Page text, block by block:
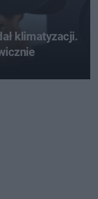
klimatyzacji.